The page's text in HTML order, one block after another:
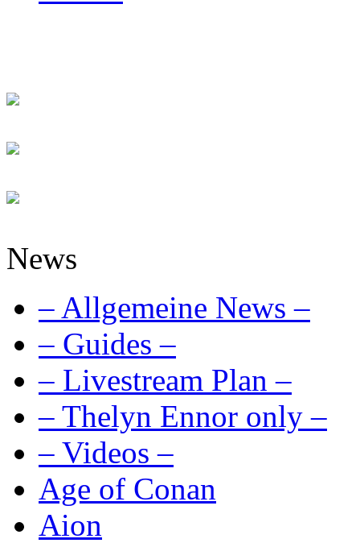
News
– Allgemeine News –
– Guides –
– Livestream Plan –
– Thelyn Ennor only –
– Videos –
Age of Conan
Aion